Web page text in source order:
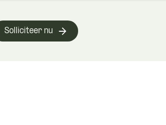
Solliciteer nu